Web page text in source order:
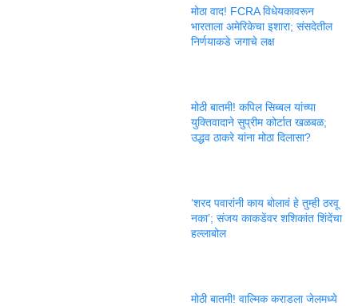
मोठा वाद! FCRA विधेयकावरून
भारताला अमेरिकेचा इशारा; संसदेतील
निर्णयाकडे जगाचे लक्ष
मोठी बातमी! कपिल सिब्बल यांच्या
युक्तिवादाने सुप्रीम कोर्टात खळबळ;
उद्धव ठाकरे यांना मोठा दिलासा?
‘शरद पवारांनी काय बोलावं हे तुम्ही ठरवू
नका’; संजय काकडेंवर शशिकांत शिंदेंचा
हल्लाबोल
मोठी बातमी! वाल्मिक कराडला जेलमध्ये